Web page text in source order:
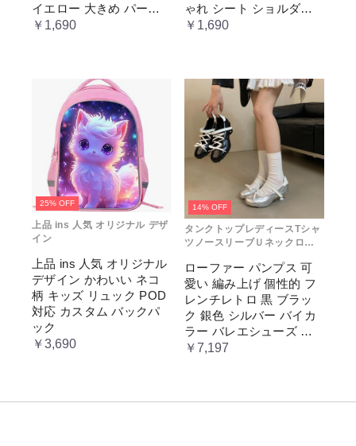
イエロー 大きめ パープ
ル 水色 いたばっく 痛バ
推し色 肩掛け レディー
￥1,690
ゃれ シート ショルダー
バッグ 透明 ポケット ク
￥1,690
25% OFF
上品 ins 人気 オリジナル デザ
イン
上品 ins 人気 オリジナル
デザイン かわいい ネコ
柄 キッズ リュック POD
対応 カスタム バックパ
ック
￥3,690
14% OFF
タンクトップレディースTシャ
ツノースリーブＵネックロゴ
ローファー パンプス 可
愛い 編み上げ 個性的 フ
レンチレトロ 黒 ブラッ
ク 銀色 シルバー バイカ
ラー バレエシューズ 変
形ヒール 3.5cm ガーリー
￥7,197